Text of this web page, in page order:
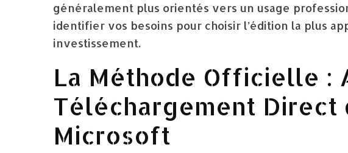
généralement plus orientés vers un usage
identifier vos besoins pour choisir l’édition la plus
investissement.
La Méthode Officielle :
Téléchargement Direct
Microsoft